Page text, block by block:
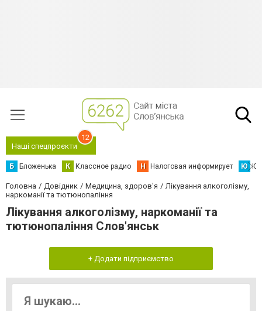
Наші спецпроєкти
12
Б Бложенька К Классное радио Н Налоговая информирует Ю
Головна Довідник Медицина, здоров'я
Лікування алкоголізму,
наркоманії та тютюнопаління
Лікування алкоголізму, наркоманії та
тютюнопаління Слов'янськ
+ Додати підприємство